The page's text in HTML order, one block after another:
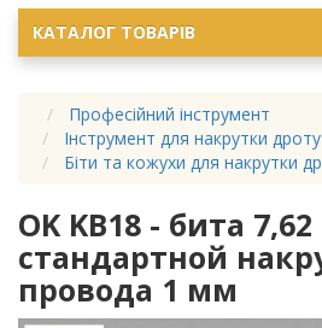
КАТАЛОГ ТОВАРІВ
Професійний інструмент
Інструмент для накрутки дроту
Біти та кожухи для накрутки
OK KB18 - бита
стандартной
провода 1 мм